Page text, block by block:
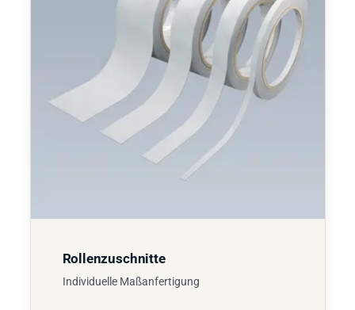
Rollenzuschnitte
Individuelle Maßanfertigung